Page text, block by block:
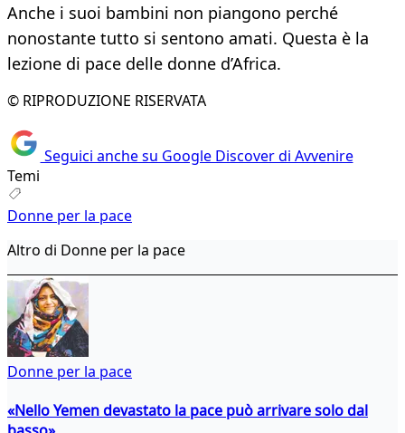
Anche i suoi bambini non piangono perché
nonostante tutto si sentono amati. Questa è la
lezione di pace delle donne d’Africa.
© RIPRODUZIONE RISERVATA
Seguici anche su Google Discover di Avvenire
Temi
Donne per la pace
Altro di Donne per la pace
Donne per la pace
«Nello Yemen devastato la pace può arrivare solo dal